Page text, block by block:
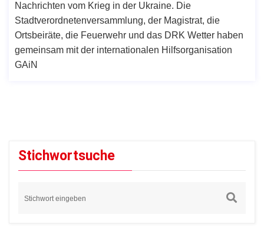
Nachrichten vom Krieg in der Ukraine. Die
Stadtverordnetenversammlung, der Magistrat, die
Ortsbeiräte, die Feuerwehr und das DRK Wetter haben
gemeinsam mit der internationalen Hilfsorganisation
GAiN
Stichwortsuche